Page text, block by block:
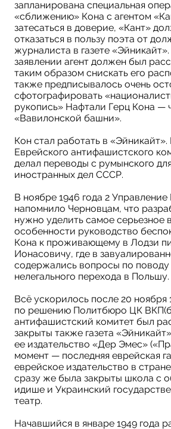
запланирована специальная
«сближению» Кона с агентом
затесаться в доверие, «Кант»
отказаться в пользу поэта от
журналиста в газете
заявлении агент должен был
таким образом снискать его
также предписывалось очень
сфотографировать
рукопись» Нафтали Герц Кона —
«Вавилонской башни».
Кон стал работать в
Еврейского антифашистского
делал переводы с румынского
иностранных дел СССР.
В ноябре 1946 года 2
напомнило Черновцам, что
нужно уделить самое серьезное
особенности руководство
Кона к проживающему в Лодзи
Ионасовичу, где в
содержались вопросы по
нелегального перехода в Польшу.
Всё ускорилось после 20 ноября
по решению Политбюро ЦК
антифашистский комитет был
закрыты также газета
ее издательство «Дер Эмес»
момент — последняя еврейская
еврейское издательство в
сразу же была закрыты школа с
идише и Украинский
театр.
Начавшийся в январе 1949 года